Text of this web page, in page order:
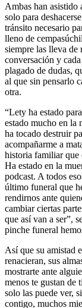
Ambas han asistido
solo para
tránsito necesario
lleno de
siempre las lleva de
conversación y
plagado de dudas,
al que sin pensarlo
otra.
“Lety ha estado
estado mucho en la
ha tocado destruir
acompañarme a
historia familiar que
Ha estado en la
podcast. A todos
último funeral que
rendirnos ante
cambiar ciertas
que así van a ser”,
pinche funeral
Así que su amistad
renacieran, sus
mostrarte ante
menos te gustan de
solo las puede ver,
contigo, muchos